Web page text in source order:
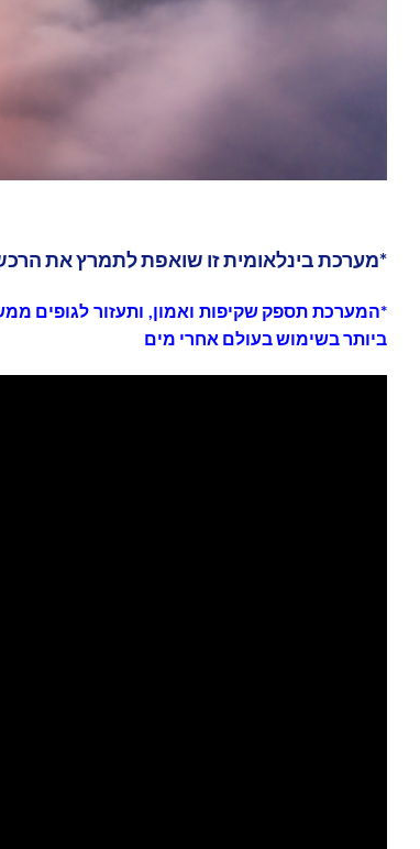
*מערכת בינלאומית זו שואפת לתמרץ את הרכש
*המערכת תספק שקיפות ואמון, ותעזור לגופים
ביותר בשימוש בעולם אחרי מים